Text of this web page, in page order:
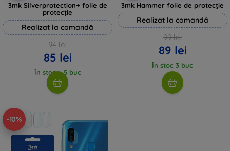
3mk Silverprotection+ folie de
protecție
Realizat la comandă
94 lei
85 lei
În stoc > 5 buc
3mk Hammer folie de protecție
Realizat la comandă
99 lei
89 lei
În stoc 3 buc
-10%